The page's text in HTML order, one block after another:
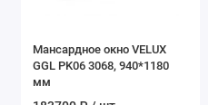
Мансардное окно VELUX
GGL PK06 3068, 940*1180
мм